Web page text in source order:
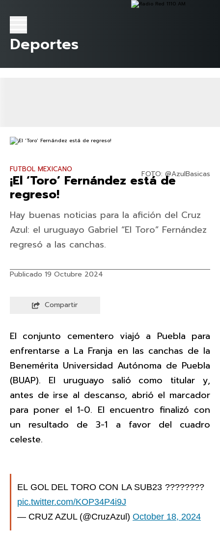
Deportes
FOTO: @AzulBasicas
FUTBOL MEXICANO
¡El ‘Toro’ Fernández está de
regreso!
Hay buenas noticias para la afición del Cruz
Azul: el uruguayo Gabriel “El Toro” Fernández
regresó a las canchas.
Publicado 19 Octubre 2024
Compartir
El conjunto cementero viajó a Puebla para
enfrentarse a La Franja en las canchas de la
Benemérita Universidad Autónoma de Puebla
(BUAP). El uruguayo salió como titular y,
antes de irse al descanso, abrió el marcador
para poner el 1-0. El encuentro finalizó con
un resultado de 3-1 a favor del cuadro
celeste.
EL GOL DEL TORO CON LA SUB23 ????????
pic.twitter.com/KOP34P4i9J
— CRUZ AZUL (@CruzAzul) October 18, 2024